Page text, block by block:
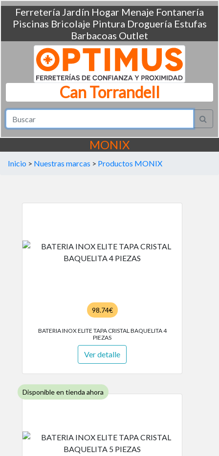
Ferretería Jardín Hogar Menaje Fontanería
Piscinas Bricolaje Pintura Droguería Estufas
Barbacoas Outlet
Can Torrandell
MONIX
Inicio > Nuestras marcas > Productos MONIX
98.74€
BATERIA INOX ELITE TAPA CRISTAL BAQUELITA 4
PIEZAS
Ver detalle
Disponible en tienda ahora